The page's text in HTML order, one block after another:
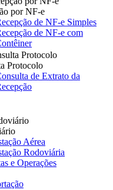
por NF-e
de NF-e Simples
de NF-e com
Protocolo
Protocolo
de Extrato da
Aérea
Rodoviária
e Operações